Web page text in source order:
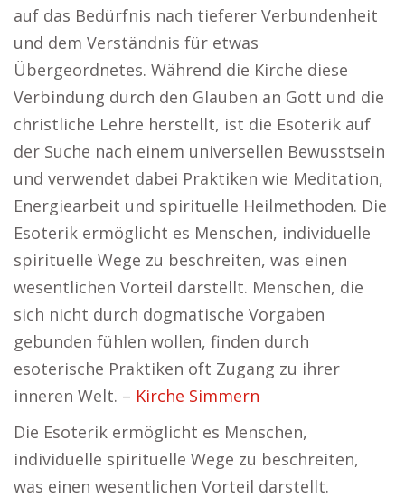
auf das Bedürfnis nach tieferer Verbundenheit
und dem Verständnis für etwas
Übergeordnetes. Während die Kirche diese
Verbindung durch den Glauben an Gott und die
christliche Lehre herstellt, ist die Esoterik auf
der Suche nach einem universellen Bewusstsein
und verwendet dabei Praktiken wie Meditation,
Energiearbeit und spirituelle Heilmethoden. Die
Esoterik ermöglicht es Menschen, individuelle
spirituelle Wege zu beschreiten, was einen
wesentlichen Vorteil darstellt. Menschen, die
sich nicht durch dogmatische Vorgaben
gebunden fühlen wollen, finden durch
esoterische Praktiken oft Zugang zu ihrer
inneren Welt. – Kirche Simmern
Die Esoterik ermöglicht es Menschen,
individuelle spirituelle Wege zu beschreiten,
was einen wesentlichen Vorteil darstellt.